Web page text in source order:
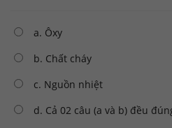
a. Ôxy
b. Chất cháy
c. Nguồn nhiệt
d. Cả 02 câu (a và b) đều